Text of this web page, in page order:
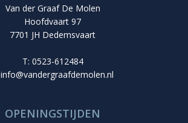
Van der Graaf De Molen
Hoofdvaart 97
7701 JH Dedemsvaart
T: 0523-612484
info@vandergraafdemolen.nl
OPENINGSTIJDEN